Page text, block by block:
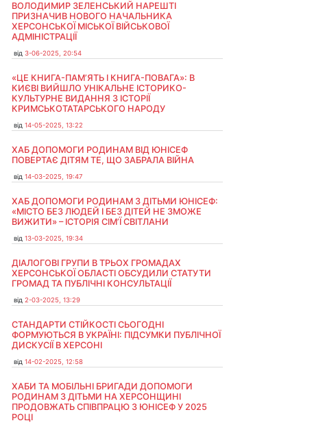
ВОЛОДИМИР ЗЕЛЕНСЬКИЙ НАРЕШТІ
ПРИЗНАЧИВ НОВОГО НАЧАЛЬНИКА
ХЕРСОНСЬКОЇ МІСЬКОЇ ВІЙСЬКОВОЇ
АДМІНІСТРАЦІЇ
від 3-06-2025, 20:54
«ЦЕ КНИГА-ПАМ’ЯТЬ І КНИГА-ПОВАГА»: В
КИЄВІ ВИЙШЛО УНІКАЛЬНЕ ІСТОРИКО-
КУЛЬТУРНЕ ВИДАННЯ З ІСТОРІЇ
КРИМСЬКОТАТАРСЬКОГО НАРОДУ
від 14-05-2025, 13:22
ХАБ ДОПОМОГИ РОДИНАМ ВІД ЮНІСЕФ
ПОВЕРТАЄ ДІТЯМ ТЕ, ЩО ЗАБРАЛА ВІЙНА
від 14-03-2025, 19:47
ХАБ ДОПОМОГИ РОДИНАМ З ДІТЬМИ ЮНІСЕФ:
«МІСТО БЕЗ ЛЮДЕЙ І БЕЗ ДІТЕЙ НЕ ЗМОЖЕ
ВИЖИТИ» – ІСТОРІЯ СІМʼЇ СВІТЛАНИ
від 13-03-2025, 19:34
ДІАЛОГОВІ ГРУПИ В ТРЬОХ ГРОМАДАХ
ХЕРСОНСЬКОЇ ОБЛАСТІ ОБСУДИЛИ СТАТУТИ
ГРОМАД ТА ПУБЛІЧНІ КОНСУЛЬТАЦІЇ
від 2-03-2025, 13:29
СТАНДАРТИ СТІЙКОСТІ СЬОГОДНІ
ФОРМУЮТЬСЯ В УКРАЇНІ: ПІДСУМКИ ПУБЛІЧНОЇ
ДИСКУСІЇ В ХЕРСОНІ
від 14-02-2025, 12:58
ХАБИ ТА МОБІЛЬНІ БРИГАДИ ДОПОМОГИ
РОДИНАМ З ДІТЬМИ НА ХЕРСОНЩИНІ
ПРОДОВЖАТЬ СПІВПРАЦЮ З ЮНІСЕФ У 2025
РОЦІ